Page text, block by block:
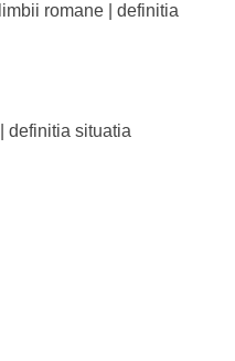
romane| definitia
definitia situatia